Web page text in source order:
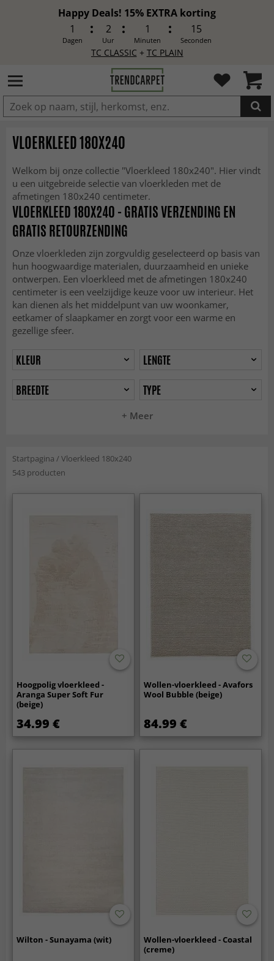
Happy Deals! 15% EXTRA korting
1
Dagen
2
Uur
1
Minuten
12
Seconden
TC CLASSIC + TC PLAIN
IN DE WINKELWAGEN GELEGD
VLOERKLEED 180X240
Welkom bij onze collectie "Vloerkleed 180x240". Hier vindt
u een uitgebreide selectie van vloerkleden met de
afmetingen 180x240 centimeter.
VLOERKLEED 180X240 - GRATIS VERZENDING EN
GRATIS RETOURZENDING
Onze vloerkleden zijn zorgvuldig geselecteerd op basis van
hun hoogwaardige materialen, duurzaamheid en unieke
ontwerpen. Een vloerkleed met de afmetingen 180x240
centimeter is een veelzijdige keuze voor uw interieur. Het
kan dienen als het middelpunt van uw woonkamer,
eetkamer of slaapkamer en zorgt voor een warme en
gezellige sfeer.
+ Meer
KLEUR
LENGTE
BREEDTE
TYPE
Startpagina /Vloerkleed 180x240
543 producten
Hoogpolig vloerkleed -
Aranga Super Soft Fur
(beige)
34.99 €
Wollen-vloerkleed - Avafors
Wool Bubble (beige)
84.99 €
Wilton - Sunayama (wit)
Wollen-vloerkleed - Coastal
(creme)